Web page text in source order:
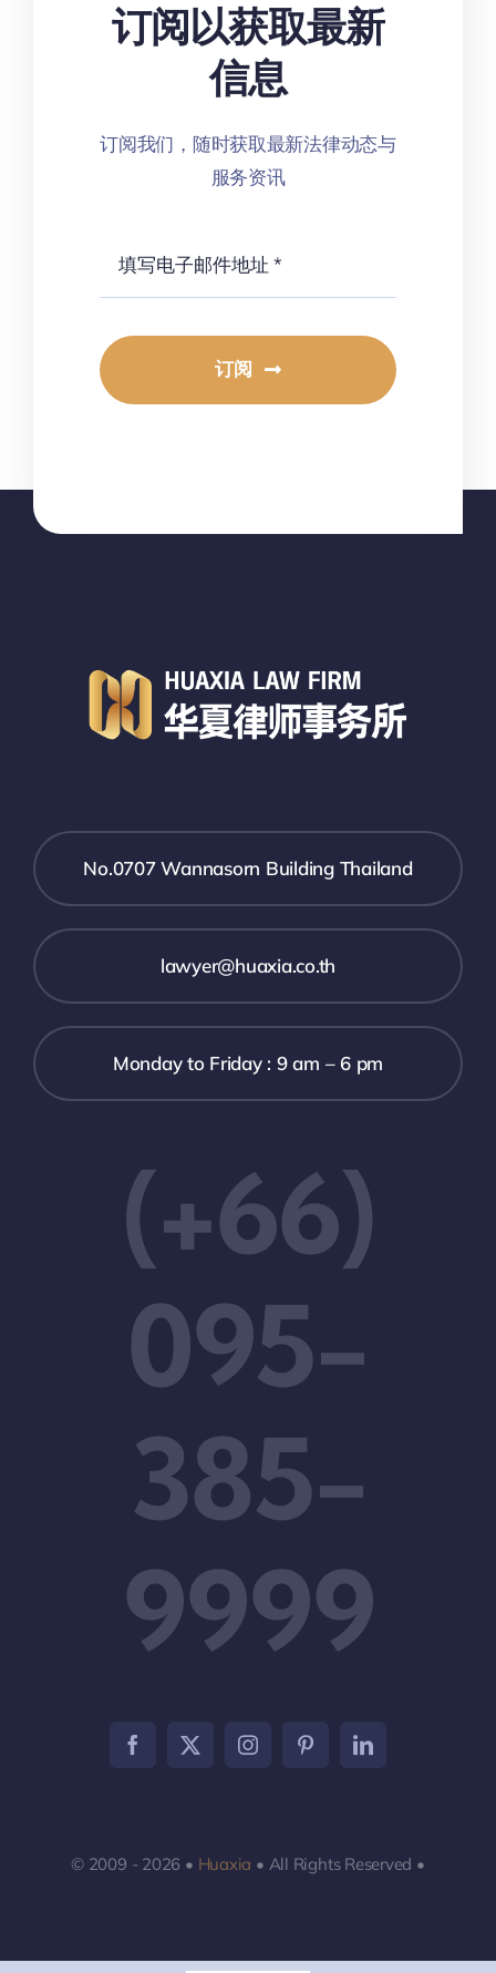
订阅以获取最新
信息
订阅我们，随时获取最新法律动态与
服务资讯
订阅
No.0707 Wannasorn Building Thailand
lawyer@huaxia.co.th
Monday to Friday : 9 am – 6 pm
(+66)
095-
385-
9999
© 2009 - 2026 • Huaxia • All Rights Reserved •